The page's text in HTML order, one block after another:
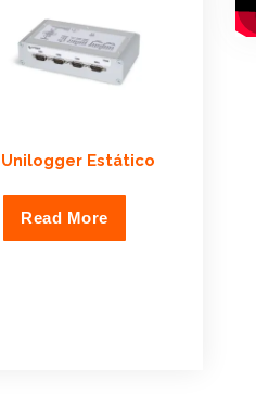
Unilogger Estático
Read More